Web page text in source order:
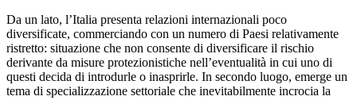
Da un lato, l’Italia presenta relazioni internazionali poco
diversificate, commerciando con un numero di Paesi relativamente
ristretto: situazione che non consente di diversificare il rischio
derivante da misure protezionistiche nell’eventualità in cui uno di
questi decida di introdurle o inasprirle. In secondo luogo, emerge un
tema di specializzazione settoriale che inevitabilmente incrocia la